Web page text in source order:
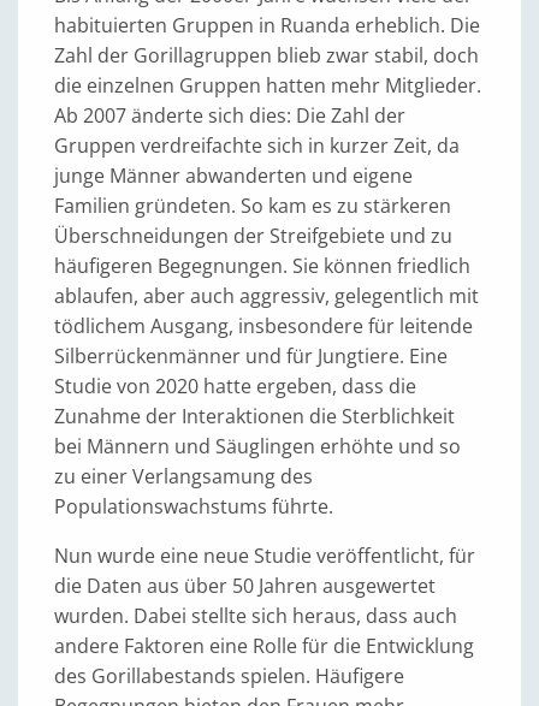
habituierten Gruppen in Ruanda erheblich. Die
Zahl der Gorillagruppen blieb zwar stabil, doch
die einzelnen Gruppen hatten mehr Mitglieder.
Ab 2007 änderte sich dies: Die Zahl der
Gruppen verdreifachte sich in kurzer Zeit, da
junge Männer abwanderten und eigene
Familien gründeten. So kam es zu stärkeren
Überschneidungen der Streifgebiete und zu
häufigeren Begegnungen. Sie können friedlich
ablaufen, aber auch aggressiv, gelegentlich mit
tödlichem Ausgang, insbesondere für leitende
Silberrückenmänner und für Jungtiere. Eine
Studie von 2020 hatte ergeben, dass die
Zunahme der Interaktionen die Sterblichkeit
bei Männern und Säuglingen erhöhte und so
zu einer Verlangsamung des
Populationswachstums führte.
Nun wurde eine neue Studie veröffentlicht, für
die Daten aus über 50 Jahren ausgewertet
wurden. Dabei stellte sich heraus, dass auch
andere Faktoren eine Rolle für die Entwicklung
des Gorillabestands spielen. Häufigere